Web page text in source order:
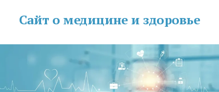
Сайт о медицине и здоровье